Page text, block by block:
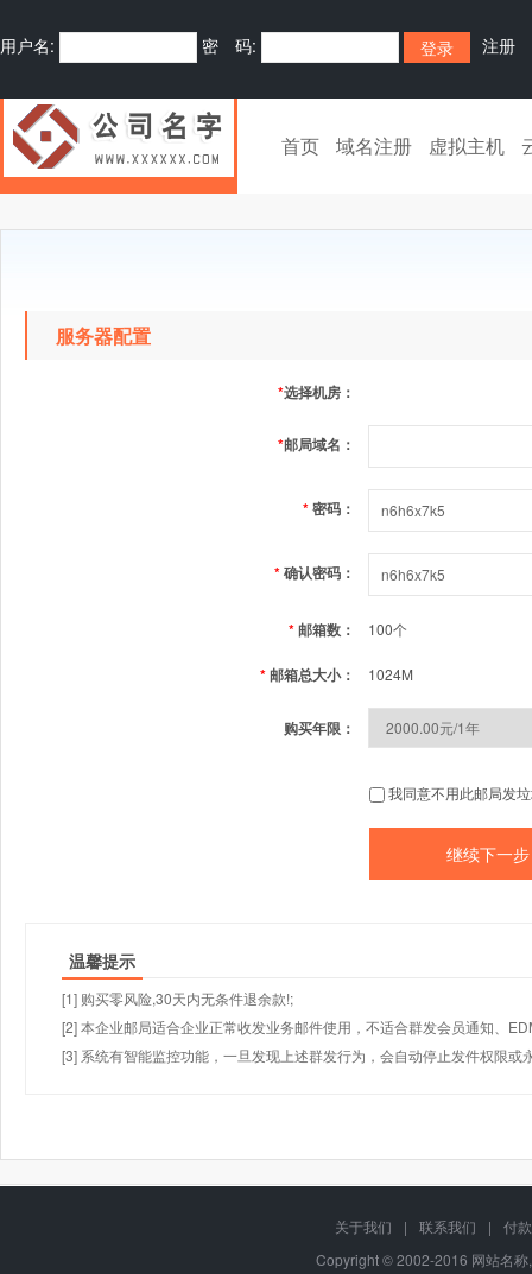
用户名: 密 码: 注册
首页 域名注册 虚拟主机
服务器配置
*选择机房：
*邮局域名：
*密码：
*确认密码：
*邮箱数： 100个
*邮箱总大小： 1024M
购买年限：
我同意不用此邮局发
温馨提示
[1] 购买零风险,30天内无条件退余款!;
[2] 本企业邮局适合企业正常收发业务邮件使用，不适合群发会员通知、
[3] 系统有智能监控功能，一旦发现上述群发行为，会自动停止发件权限或
关于我们 | 联系我们 |
付
Copyright © 2002-2016 网站名